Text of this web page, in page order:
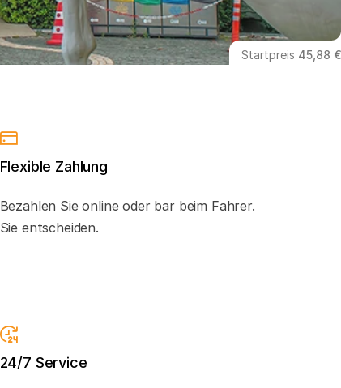
Startpreis 45,88 €
Flexible Zahlung
Bezahlen Sie online oder bar beim Fahrer.
Sie entscheiden.
24/7 Service